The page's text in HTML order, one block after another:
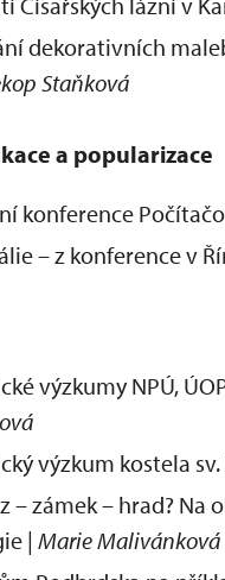
dekorativních
Staňková
a popularizace
konference
– z konference v
výzkumy NPÚ,
výzkum kostela
– zámek – hrad?
| Marie Malivánková